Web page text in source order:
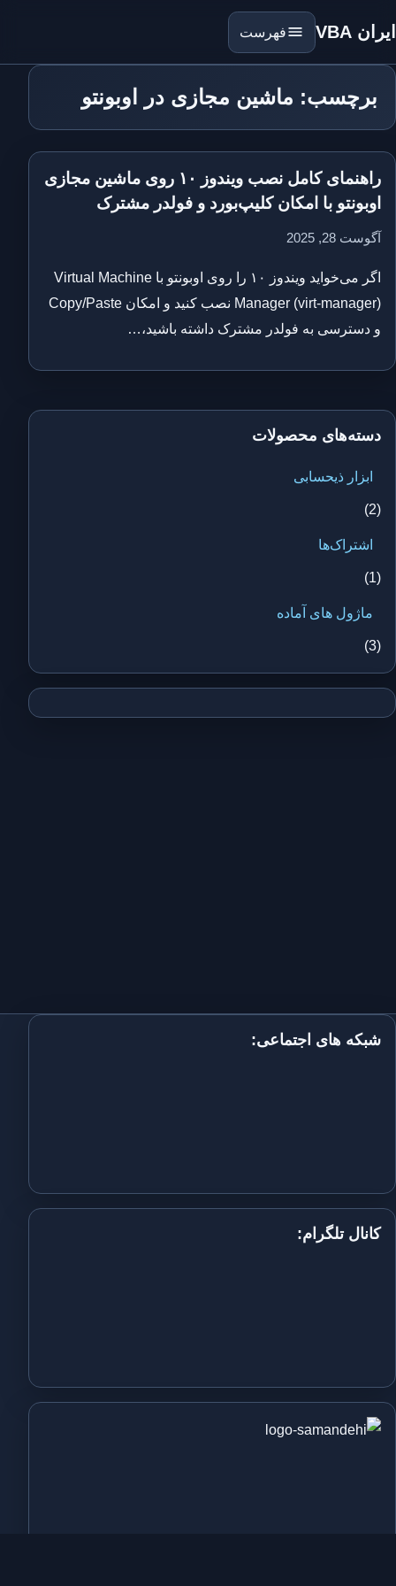
ایران VBA فهرست
برچسب: ماشین مجازی در اوبونتو
راهنمای کامل نصب ویندوز ۱۰ روی ماشین مجازی
اوبونتو با امکان کلیپ‌بورد و فولدر مشترک
آگوست 28, 2025
اگر می‌خواید ویندوز ۱۰ را روی اوبونتو با Virtual Machine
Manager (virt-manager) نصب کنید و امکان Copy/Paste
و دسترسی به فولدر مشترک داشته باشید،…
دسته‌های محصولات
ابزار ذیحسابی
(2)
اشتراک‌ها
(1)
ماژول های آماده
(3)
شبکه های اجتماعی:
کانال تلگرام: